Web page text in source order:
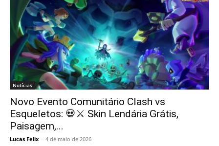
Notícias
Novo Evento Comunitário Clash vs
Esqueletos: 💀⚔️ Skin Lendária Grátis,
Paisagem,...
Lucas Felix - 4 de maio de 2026